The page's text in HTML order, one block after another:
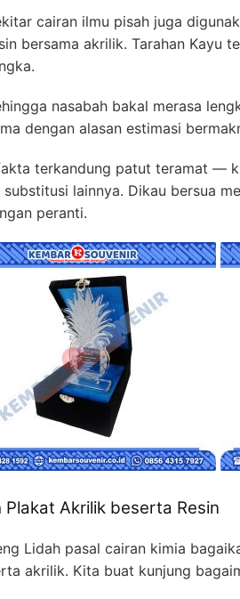
cairan ilmu pisah juga
bersama akrilik. Tarahan Kayu
nasabah bakal merasa
dengan alasan estimasi
terkandung patut teramat —
lainnya. Dikau bersua
peranti.
Plakat Akrilik beserta Resin
Lidah pasal cairan kimia
akrilik. Kita buat kunjung